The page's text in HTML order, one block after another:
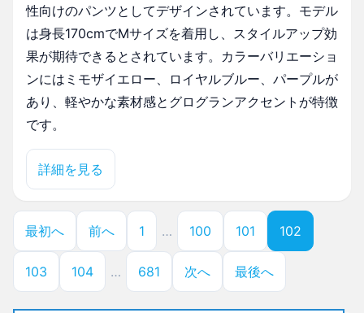
性向けのパンツとしてデザインされています。モデル
は身長170cmでMサイズを着用し、スタイルアップ効
果が期待できるとされています。カラーバリエーショ
ンにはミモザイエロー、ロイヤルブルー、パープルが
あり、軽やかな素材感とグログランアクセントが特徴
です。
詳細を見る
最初へ 前へ 1 … 100 101 102
103 104 … 681 次へ 最後へ